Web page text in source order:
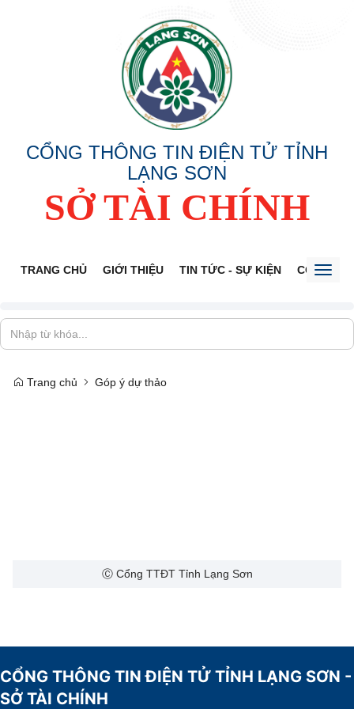
CỔNG THÔNG TIN ĐIỆN TỬ TỈNH
LẠNG SƠN
SỞ TÀI CHÍNH
TRANG CHỦ GIỚI THIỆU TIN TỨC - SỰ KIỆN CÔNG
Trang chủ Góp ý dự thảo
Ⓒ Cổng TTĐT Tỉnh Lạng Sơn
CỔNG THÔNG TIN ĐIỆN TỬ TỈNH LẠNG SƠN -
SỞ TÀI CHÍNH